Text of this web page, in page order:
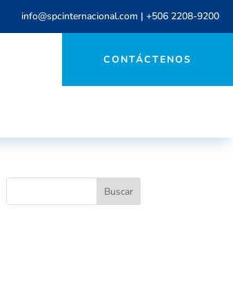
info@spcinternacional.com | +506 2208-9200
CONTÁCTENOS